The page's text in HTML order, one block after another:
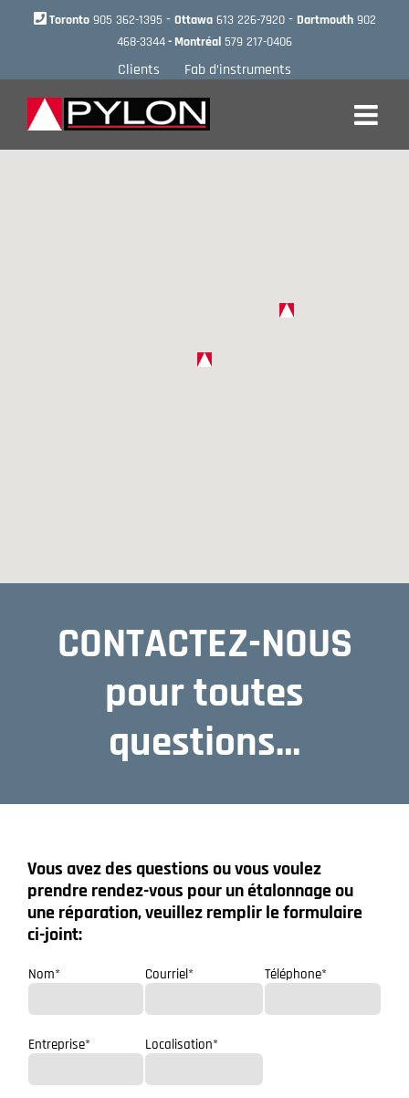
Toronto 905 362-1395 - Ottawa 613 226-7920- Dartmouth 902
468-3344- Montréal 579 217-0406
Clients Fab d’instruments
CONTACTEZ-NOUS
pour toutes
questions…
Vous avez des questions ou vous voulez
prendre rendez-vous pour un étalonnage ou
une réparation, veuillez remplir le formulaire
ci-joint:
Nom* Courriel* Téléphone*
Entreprise* Localisation*